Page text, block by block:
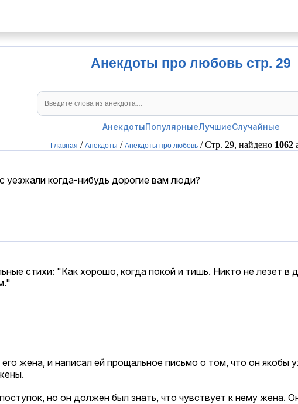
Анекдоты про любовь стр. 29
АнекдотыПопулярныеЛучшиеСлучайные
Главная / Анекдоты / Анекдоты про любовь / Стр. 29, найдено 1062
уезжали когда-нибудь дорогие вам люди?
стихи: "Как хорошо, когда покой и тишь. Никто не лезет
жена, и написал ей прощальное письмо о том, что он якобы
но он должен был знать, что чувствует к нему жена.